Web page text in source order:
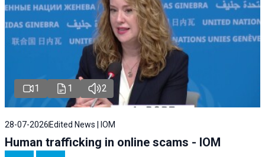
1 1 2
28-07-2026Edited News | IOM
Human trafficking in online scams - IOM